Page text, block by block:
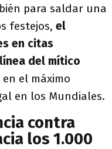
para saldar una
festejos, el
en citas
del mítico
el máximo
en los Mundiales.
contra
los 1.000